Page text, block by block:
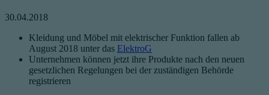
30.04.2018
Kleidung und Möbel mit elektrischer Funktion fallen ab
August 2018 unter das ElektroG
Unternehmen können jetzt ihre Produkte nach den neuen
gesetzlichen Regelungen bei der zuständigen Behörde
registrieren